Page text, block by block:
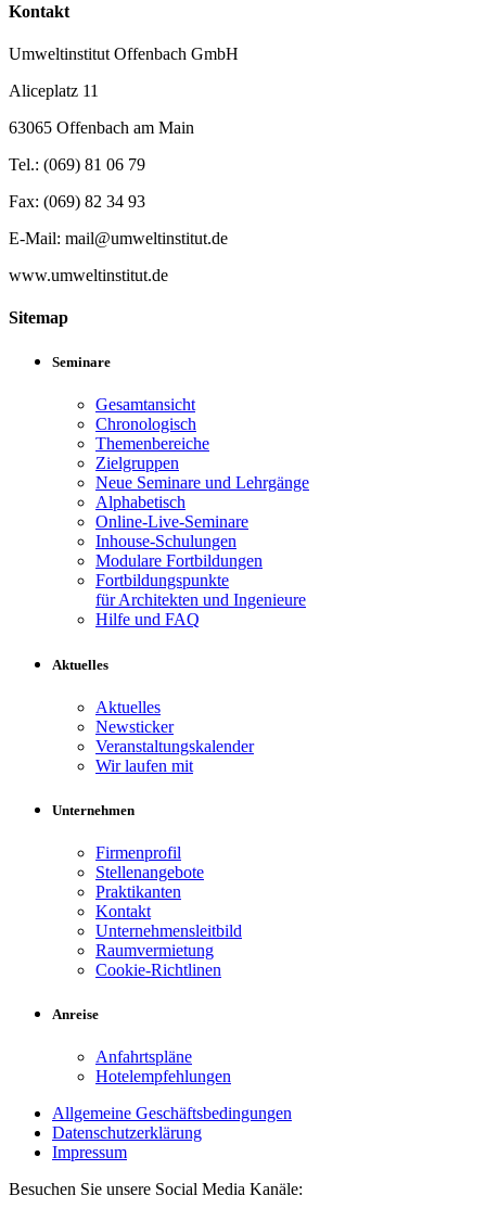
Kontakt
Umweltinstitut Offenbach GmbH
Aliceplatz 11
63065 Offenbach am Main
Tel.: (069) 81 06 79
Fax: (069) 82 34 93
E-Mail: mail@umweltinstitut.de
www.umweltinstitut.de
Sitemap
Seminare
Gesamtansicht
Chronologisch
Themenbereiche
Zielgruppen
Neue Seminare und Lehrgänge
Alphabetisch
Online-Live-Seminare
Inhouse-Schulungen
Modulare Fortbildungen
Fortbildungspunkte
für Architekten und Ingenieure
Hilfe und FAQ
Aktuelles
Aktuelles
Newsticker
Veranstaltungskalender
Wir laufen mit
Unternehmen
Firmenprofil
Stellenangebote
Praktikanten
Kontakt
Unternehmensleitbild
Raumvermietung
Cookie-Richtlinen
Anreise
Anfahrtspläne
Hotelempfehlungen
Allgemeine Geschäftsbedingungen
Datenschutzerklärung
Impressum
Besuchen Sie unsere Social Media Kanäle: